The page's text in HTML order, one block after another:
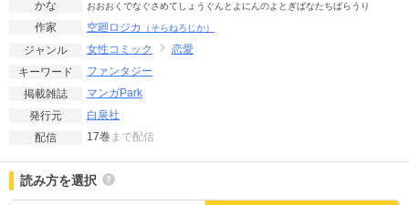
かな
おおおくでなぐさめてしょうぐんとよにんのよとぎばなたちばらうり
作家 空廻ロジカ （そらねろじか）
ジャンル 女性コミック
恋愛
キーワード
ファンタジー
掲載雑誌
マンガPark
発行元
白泉社
配信
17巻 まで配信
読み方を選択